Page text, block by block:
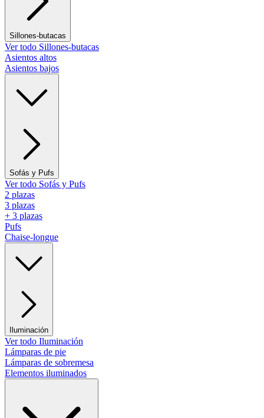
Sillones-butacas
Ver todo Sillones-butacas
Asientos altos
Asientos bajos
Sofás y Pufs
Ver todo Sofás y Pufs
2 plazas
3 plazas
+ 3 plazas
Pufs
Chaise-longue
Iluminación
Ver todo Iluminación
Lámparas de pie
Lámparas de sobremesa
Elementos iluminados